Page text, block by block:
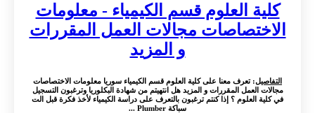
كلية العلوم قسم الكيمياء - معلومات
الاختصاصات مجالات العمل المقررات
و المزيد
التفاصيل: تعرف معنا على كلية العلوم قسم الكيمياء سوريا معلومات الاختصاصات
مجالات العمل المقررات و المزيد هل انتهيتم من شهادة البكلوريا وترغبون التسجيل
في كلية العلوم ؟ إذا كنتم ترغبون بالتعرف على دراسة الكيمياء لأخذ فكرة قبل الت
سباكة Plumber ...